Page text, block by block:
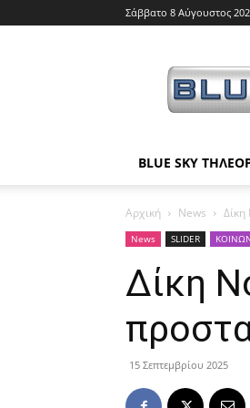
Σάββατο 8 Αύγουστος
BLUE SKY
Αρχική News
News SLIDER
Δίκη
15 Σεπτεμβρίου 2025